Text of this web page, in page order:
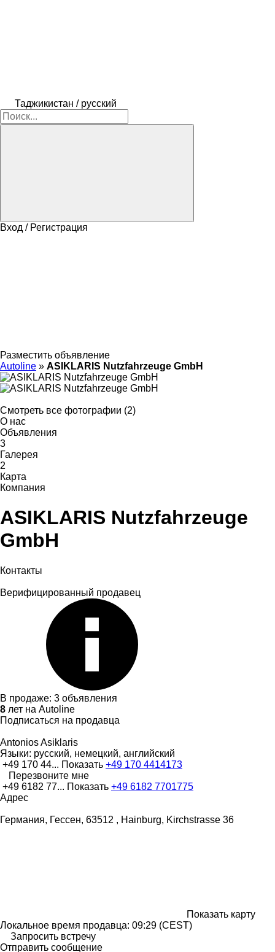
Таджикистан / русский
Вход / Регистрация
Разместить объявление
Autoline » ASIKLARIS Nutzfahrzeuge GmbH
Смотреть все фотографии (2)
О нас
Объявления
3
Галерея
2
Карта
Компания
ASIKLARIS Nutzfahrzeuge
GmbH
Контакты
Верифицированный продавец
В продаже: 3 объявления
8 лет на Autoline
Подписаться на продавца
Antonios Asiklaris
Языки: русский, немецкий, английский
+49 170 44... Показать +49 170 4414173
Перезвоните мне
+49 6182 77... Показать +49 6182 7701775
Адрес
Германия, Гессен, 63512 , Hainburg, Kirchstrasse 36
Показать карту
Локальное время продавца: 09:29 (CEST)
Запросить встречу
Отправить сообщение